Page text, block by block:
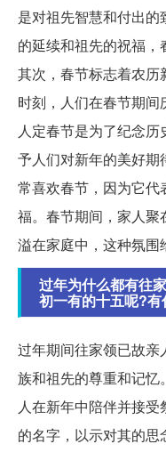
是对祖先智慧和付出
的延续和祖先的祝福，
其次，春节标志着农
时刻，人们在春节期
人定春节是为了纪念
予人们对新年的美好
常喜欢春节，因为它
福。春节期间，家人
溢在家庭中，这种氛围
过年为什么都有往
初一有的十五呢?
过年期间往家领已故
族和祖先的尊重和记
人在新年中陪伴并接
的名字，以示对其的